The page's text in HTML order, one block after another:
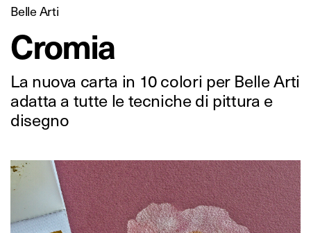
Belle Arti
Cromia
La nuova carta in 10 colori per Belle Arti
adatta a tutte le tecniche di pittura e
disegno